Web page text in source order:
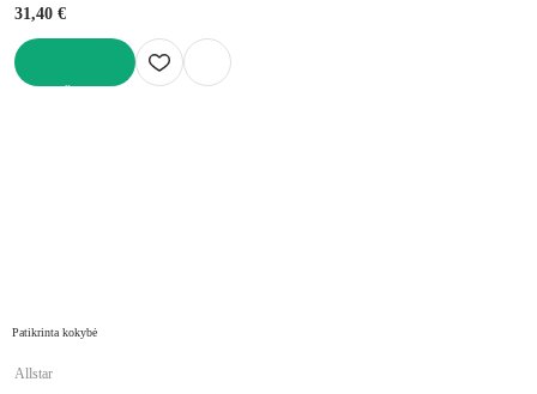
31,40 €
Patikrinta kokybė
Allstar